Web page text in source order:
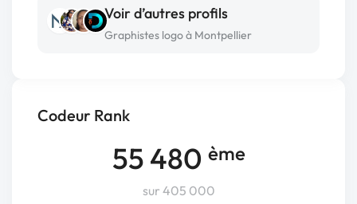
Codeur Rank
55 480 ème
sur 405 000
Voir d’autres profils
Graphistes logo à Montpellier